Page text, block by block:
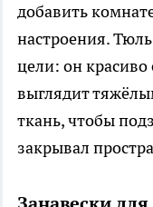
добавить
настроения.
цели: он красиво
выглядит
ткань, чтобы
закрывал